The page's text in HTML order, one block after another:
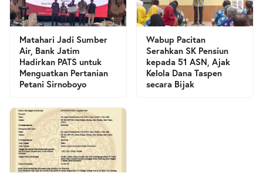
Matahari Jadi Sumber
Air, Bank Jatim
Hadirkan PATS untuk
Menguatkan Pertanian
Petani Sirnoboyo
Wabup Pacitan
Serahkan SK Pensiun
kepada 51 ASN, Ajak
Kelola Dana Taspen
secara Bijak